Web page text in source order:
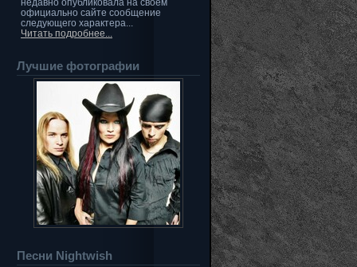
недавно опубликовала на своём
официально сайте сообщение
следующего характера...
Читать подробнее...
Лучшие фотографии
Песни Nightwish